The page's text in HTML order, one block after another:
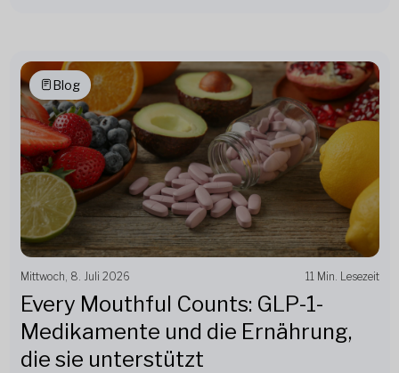
Blog
Mittwoch, 8. Juli 2026 11 Min. Lesezeit
Every Mouthful Counts: GLP-1-
Medikamente und die Ernährung,
die sie unterstützt